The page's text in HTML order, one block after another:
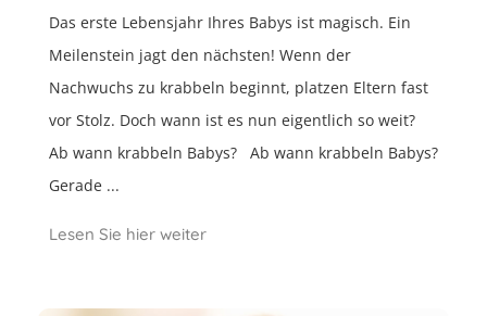
Das erste Lebensjahr Ihres Babys ist magisch. Ein
Meilenstein jagt den nächsten! Wenn der
Nachwuchs zu krabbeln beginnt, platzen Eltern fast
vor Stolz. Doch wann ist es nun eigentlich so weit?
Ab wann krabbeln Babys? Ab wann krabbeln Babys?
Gerade ...
Lesen Sie hier weiter